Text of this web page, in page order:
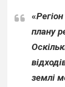
«
плану
землі